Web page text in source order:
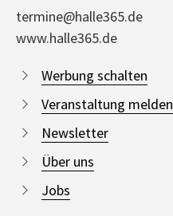
termine@halle365.de
www.halle365.de
Werbung schalten
Veranstaltung melden
Newsletter
Über uns
Jobs